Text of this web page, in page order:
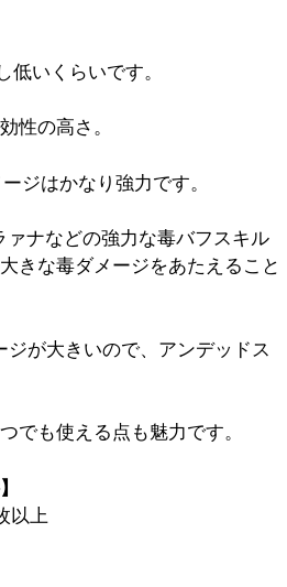
いくらいです。
性の高さ。
ジはかなり強力です。
ナなどの強力な毒バフスキル
きな毒ダメージをあたえること
ジが大きいので、アンデッドス
でも使える点も魅力です。
以上